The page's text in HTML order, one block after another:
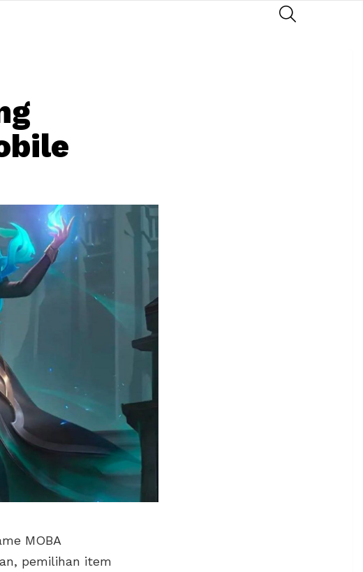
MOBA
pemilihan item